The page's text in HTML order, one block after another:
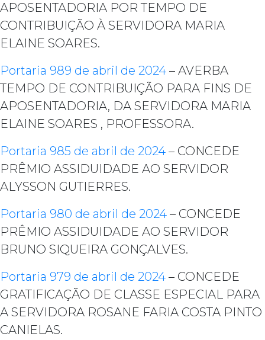
APOSENTADORIA POR TEMPO DE
CONTRIBUIÇÃO À SERVIDORA MARIA
ELAINE SOARES.
Portaria 989 de abril de 2024 – AVERBA
TEMPO DE CONTRIBUIÇÃO PARA FINS DE
APOSENTADORIA, DA SERVIDORA MARIA
ELAINE SOARES , PROFESSORA.
Portaria 985 de abril de 2024 – CONCEDE
PRÊMIO ASSIDUIDADE AO SERVIDOR
ALYSSON GUTIERRES.
Portaria 980 de abril de 2024 – CONCEDE
PRÊMIO ASSIDUIDADE AO SERVIDOR
BRUNO SIQUEIRA GONÇALVES.
Portaria 979 de abril de 2024 – CONCEDE
GRATIFICAÇÃO DE CLASSE ESPECIAL PARA
A SERVIDORA ROSANE FARIA COSTA PINTO
CANIELAS.